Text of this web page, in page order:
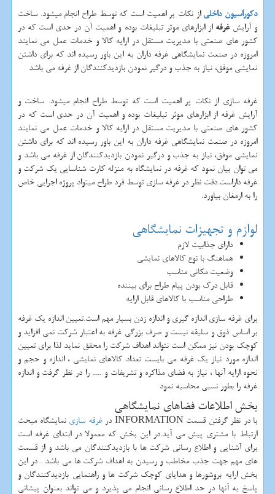
دکوراسیون داخلیاز نکات پر اهمیت است که توسط طراح انجام میشود. ساخت
و آرایشغرفه از ابزارهای موثر تبلیغات بوده و اهمیت آن در حدی است که در
کشور های صنعتی با مدیریت مستقل در ارایه کالا و خدمات عمل می نمایند
امروزه در صنعت نمایشگاهی غرفه داران به این باور رسیده اند که برای داشتن
نمایشی موفق، نیاز به جذب و درگیر نمودن بازدیدکنندگان از غرفه می باشد
غرفه سازی از نکات پر اهمیت است که توسط طراح انجام میشود. ساخت و
آرایش غرفه از ابزارهای موثر تبلیغات بوده و اهمیت آن در حدی است که در
کشور های صنعتی با مدیریت مستقل در ارایه کالا و خدمات عمل می نمایند
امروزه در صنعت نمایشگاهی غرفه داران به این باور رسیده اند که برای داشتن
نمایشی موفق، نیاز به جذب و درگیر نمودن بازدیدکنندگان از غرفه می باشد و
می توان بیان نمود که غرفه در نمایشگاه به منزله کارت شناسایی یک شرکت و
غرفه داراست.دقت نظر در غرفه سازی توسط فرد طراح میتواد پروژه اجرایی خاص
را به ارمغان بیاورد.
لوازم و تجهیزات نمایشگاهی
دارای جذابیت لازم
هماهنگ با نوع کالاهای نمایشی
وضعیت مکانی مناسب
قابل درک بودن پیام طراح برای بیننده
طراحی مناسب با کالاهای قابل ارایه
برای غرفه سازی اندازه گیری و اندازه زدن بسیار مهم است.تعیین اندازه یک غرفه
بر اساس ذوق و سلیقه نیست و صرف بزرگی غرفه به اعتبار شرکت نمی افزاید و
کوچک بودن نیز ممکن است نتواند اهداف شرکت را محقق نماید لذا برای تعیین
اندازه مورد نیاز یک غرفه می بایست تعداد کالاهای نمایشی ، اندازه و حجم و
نحوه ارایه آنها ، نیاز به فضای مذاکره و تشریفات و ..... را در نظر گرفت و اندازه
غرفه را بطور نسبی محاسبه نمود
بخش اطلاعات فضاهای نمایشگاهی
با در نظر گرفتن قسمت INFORMATION در غرفه سازی نمایشگاه مبحث
ارتباط با مشتری پیش می آید.در این بخش که معمولا در ابتدای غرفه است
برای آشنایی و اطلاع رسانی شرکت ها با بازدیدکنندگان می باشد و از قسمت
های مهم جهت جذب مخاطب و رسیدن به اهداف شرکت ها می باشد . در این
بخش ارایه بروشورها و هدایای کوچک شرکت ها و راهنمایی بازدیدکنندگان و
پاسخ به آنها در حد اطلاع رسانی انجام می پذیرد و می تواند بعنوان پیشانی